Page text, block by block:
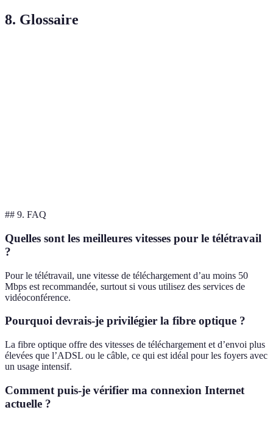
8. Glossaire
## 9. FAQ
Quelles sont les meilleures vitesses pour le télétravail
?
Pour le télétravail, une vitesse de téléchargement d’au moins 50
Mbps est recommandée, surtout si vous utilisez des services de
vidéoconférence.
Pourquoi devrais-je privilégier la fibre optique ?
La fibre optique offre des vitesses de téléchargement et d’envoi plus
élevées que l’ADSL ou le câble, ce qui est idéal pour les foyers avec
un usage intensif.
Comment puis-je vérifier ma connexion Internet
actuelle ?